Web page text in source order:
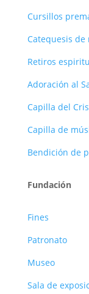
Cursillos
Catequesis de
Retiros
Adoración al
Capilla del
Capilla de
Bendición de
Fundación
Fines
Patronato
Museo
Sala de